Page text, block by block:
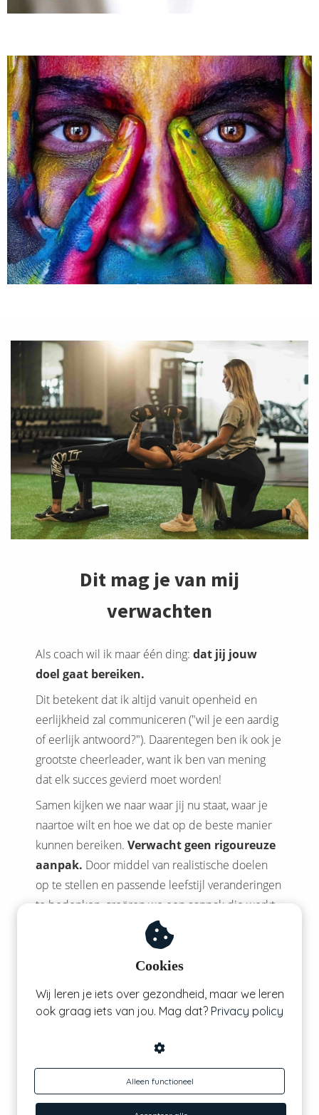
Dit mag je van mij
verwachten
Als coach wil ik maar één ding: dat jij jouw
doel gaat bereiken.
Dit betekent dat ik altijd vanuit openheid en
eerlijkheid zal communiceren ("wil je een aardig
of eerlijk antwoord?"). Daarentegen ben ik ook je
grootste cheerleader, want ik ben van mening
dat elk succes gevierd moet worden!
Samen kijken we naar waar jij nu staat, waar je
naartoe wilt en hoe we dat op de beste manier
kunnen bereiken. Verwacht geen rigoureuze
aanpak. Door middel van realistische doelen
op te stellen en passende leefstijl veranderingen
te bedenken, creëren we een aanpak die werkt
voor jou. Hier zullen we op een
oplossingsgerichte manier
Ben jij klaar om gas te geven? Klaar met het
eeuwige diëten en klaar voor duurzaam
resultaat?
We vertellen je graag
meer
Deze is volledig gratis
Cookies
Wij leren je iets over gezondheid, maar we leren
ook graag iets van jou. Mag dat? Privacy policy
Alleen functioneel